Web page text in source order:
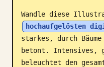
Wandle diese
hochaufgelösten
starkes, durch
betont. Intensives,
beleuchtet den